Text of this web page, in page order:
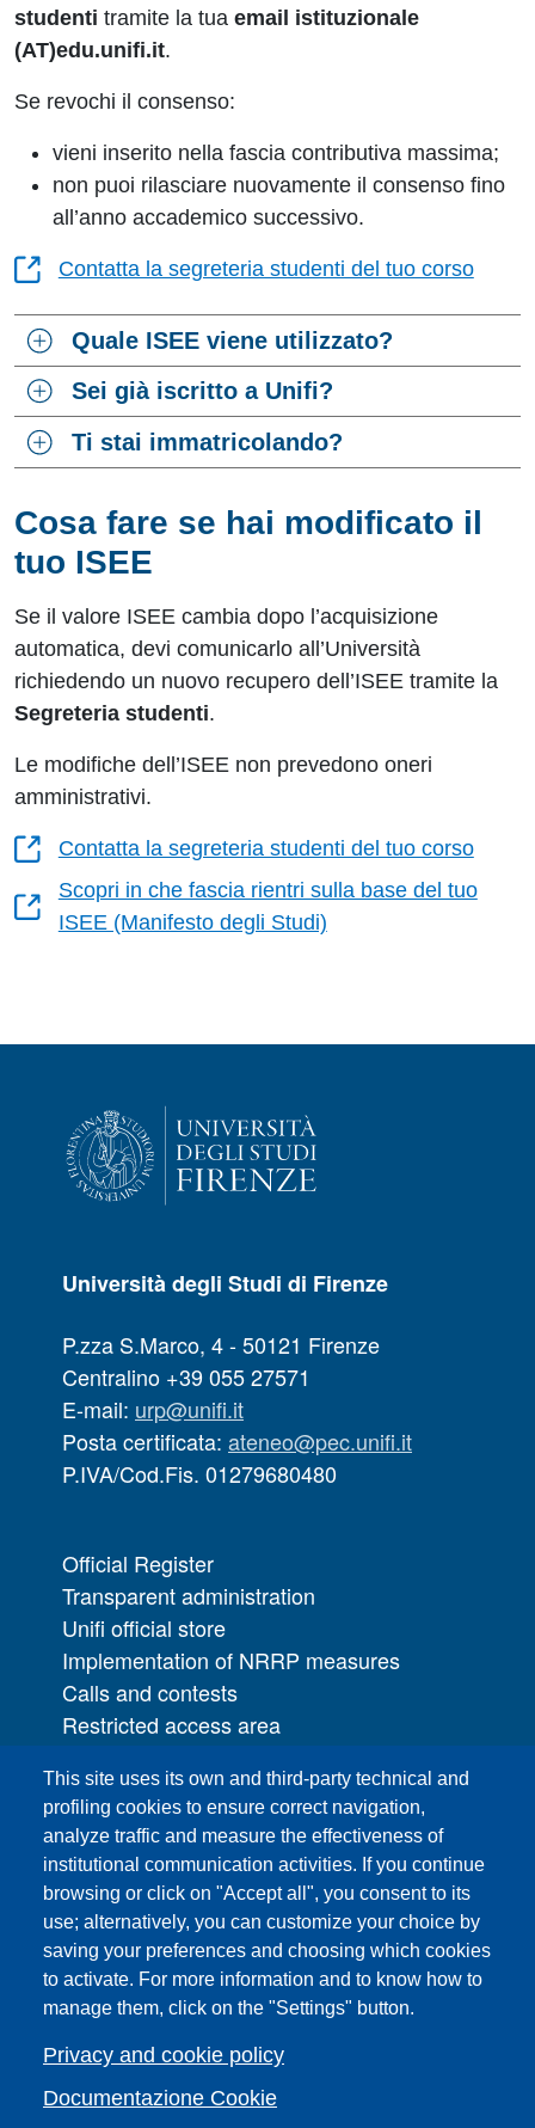
studenti tramite la tua email istituzionale
(AT)edu.unifi.it.
Se revochi il consenso:
vieni inserito nella fascia contributiva massima;
non puoi rilasciare nuovamente il consenso fino
all’anno accademico successivo.
Contatta la segreteria studenti del tuo corso
Quale ISEE viene utilizzato?
Sei già iscritto a Unifi?
Ti stai immatricolando?
Cosa fare se hai modificato il
tuo ISEE
Se il valore ISEE cambia dopo l’acquisizione
automatica, devi comunicarlo all’Università
richiedendo un nuovo recupero dell’ISEE tramite la
Segreteria studenti.
Le modifiche dell’ISEE non prevedono oneri
amministrativi.
Contatta la segreteria studenti del tuo corso
Scopri in che fascia rientri sulla base del tuo
ISEE (Manifesto degli Studi)
This site uses its own and third-party technical and
profiling cookies to ensure correct navigation,
analyze traffic and measure the effectiveness of
institutional communication activities. If you continue
browsing or click on "Accept all", you consent to its
use; alternatively, you can customize your choice by
saving your preferences and choosing which cookies
to activate. For more information and to know how to
manage them, click on the "Settings" button.
Privacy and cookie policy
Documentazione Cookie
Università degli Studi di Firenze
P.zza S.Marco, 4 - 50121 Firenze
Centralino +39 055 27571
E-mail: urp@unifi.it
Posta certificata: ateneo@pec.unifi.it
P.IVA/Cod.Fis. 01279680480
Official Register
Transparent administration
Unifi official store
Implementation of NRRP measures
Calls and contests
Restricted access area
IT Services
PRO | Public Relations Office
Campuses
Sitemap
Webmaster and web editorial staff
List of thematic Unifi websites
Accessibility
Legal Notices
Change your mind on cookies